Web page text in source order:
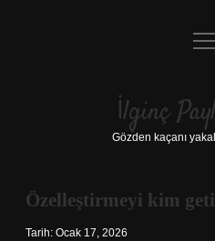
Yasal
İlginç
Gözden kaçanı
Özelleştirmeyi kim
Tarih: Ocak 17, 2026